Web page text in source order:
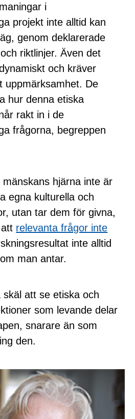
i
projekt inte alltid kan
genom deklarerade
riktlinjer. Även det
och kräver
uppmärksamhet. De
hur denna etiska
rakt in i de
frågorna, begreppen
hjärna inte är
egna kulturella och
utan tar dem för givna,
relevanta frågor inte
inte alltid
man antar.
skäl att se etiska och
som levande delar
snarare än som
den.